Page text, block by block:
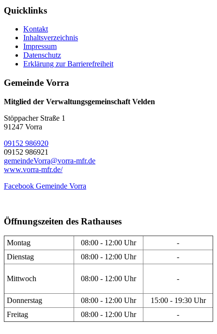
Quicklinks
Kontakt
Inhaltsverzeichnis
Impressum
Datenschutz
Erklärung zur Barrierefreiheit
Gemeinde Vorra
Mitglied der Verwaltungsgemeinschaft Velden
Stöppacher Straße 1
91247 Vorra
09152 986920
09152 986921
gemeindeVorra@vorra-mfr.de
www.vorra-mfr.de/
Facebook Gemeinde Vorra
Öffnungszeiten des Rathauses
Montag 08:00 - 12:00 Uhr
-
Dienstag
08:00 - 12:00 Uhr -
Mittwoch 08:00 - 12:00 Uhr -
Donnerstag 08:00 - 12:00 Uhr
15:00 - 19:30 Uhr
Freitag
08:00 - 12:00 Uhr -